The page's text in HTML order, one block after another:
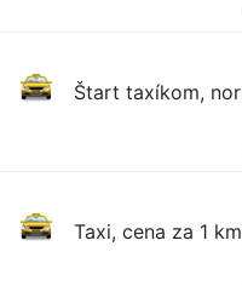
Štart taxíkom,
Taxi, cena za 1